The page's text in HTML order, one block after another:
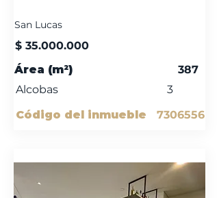
San Lucas
$ 35.000.000
387
Área (m²)
Alcobas
3
Código del inmueble
7306556